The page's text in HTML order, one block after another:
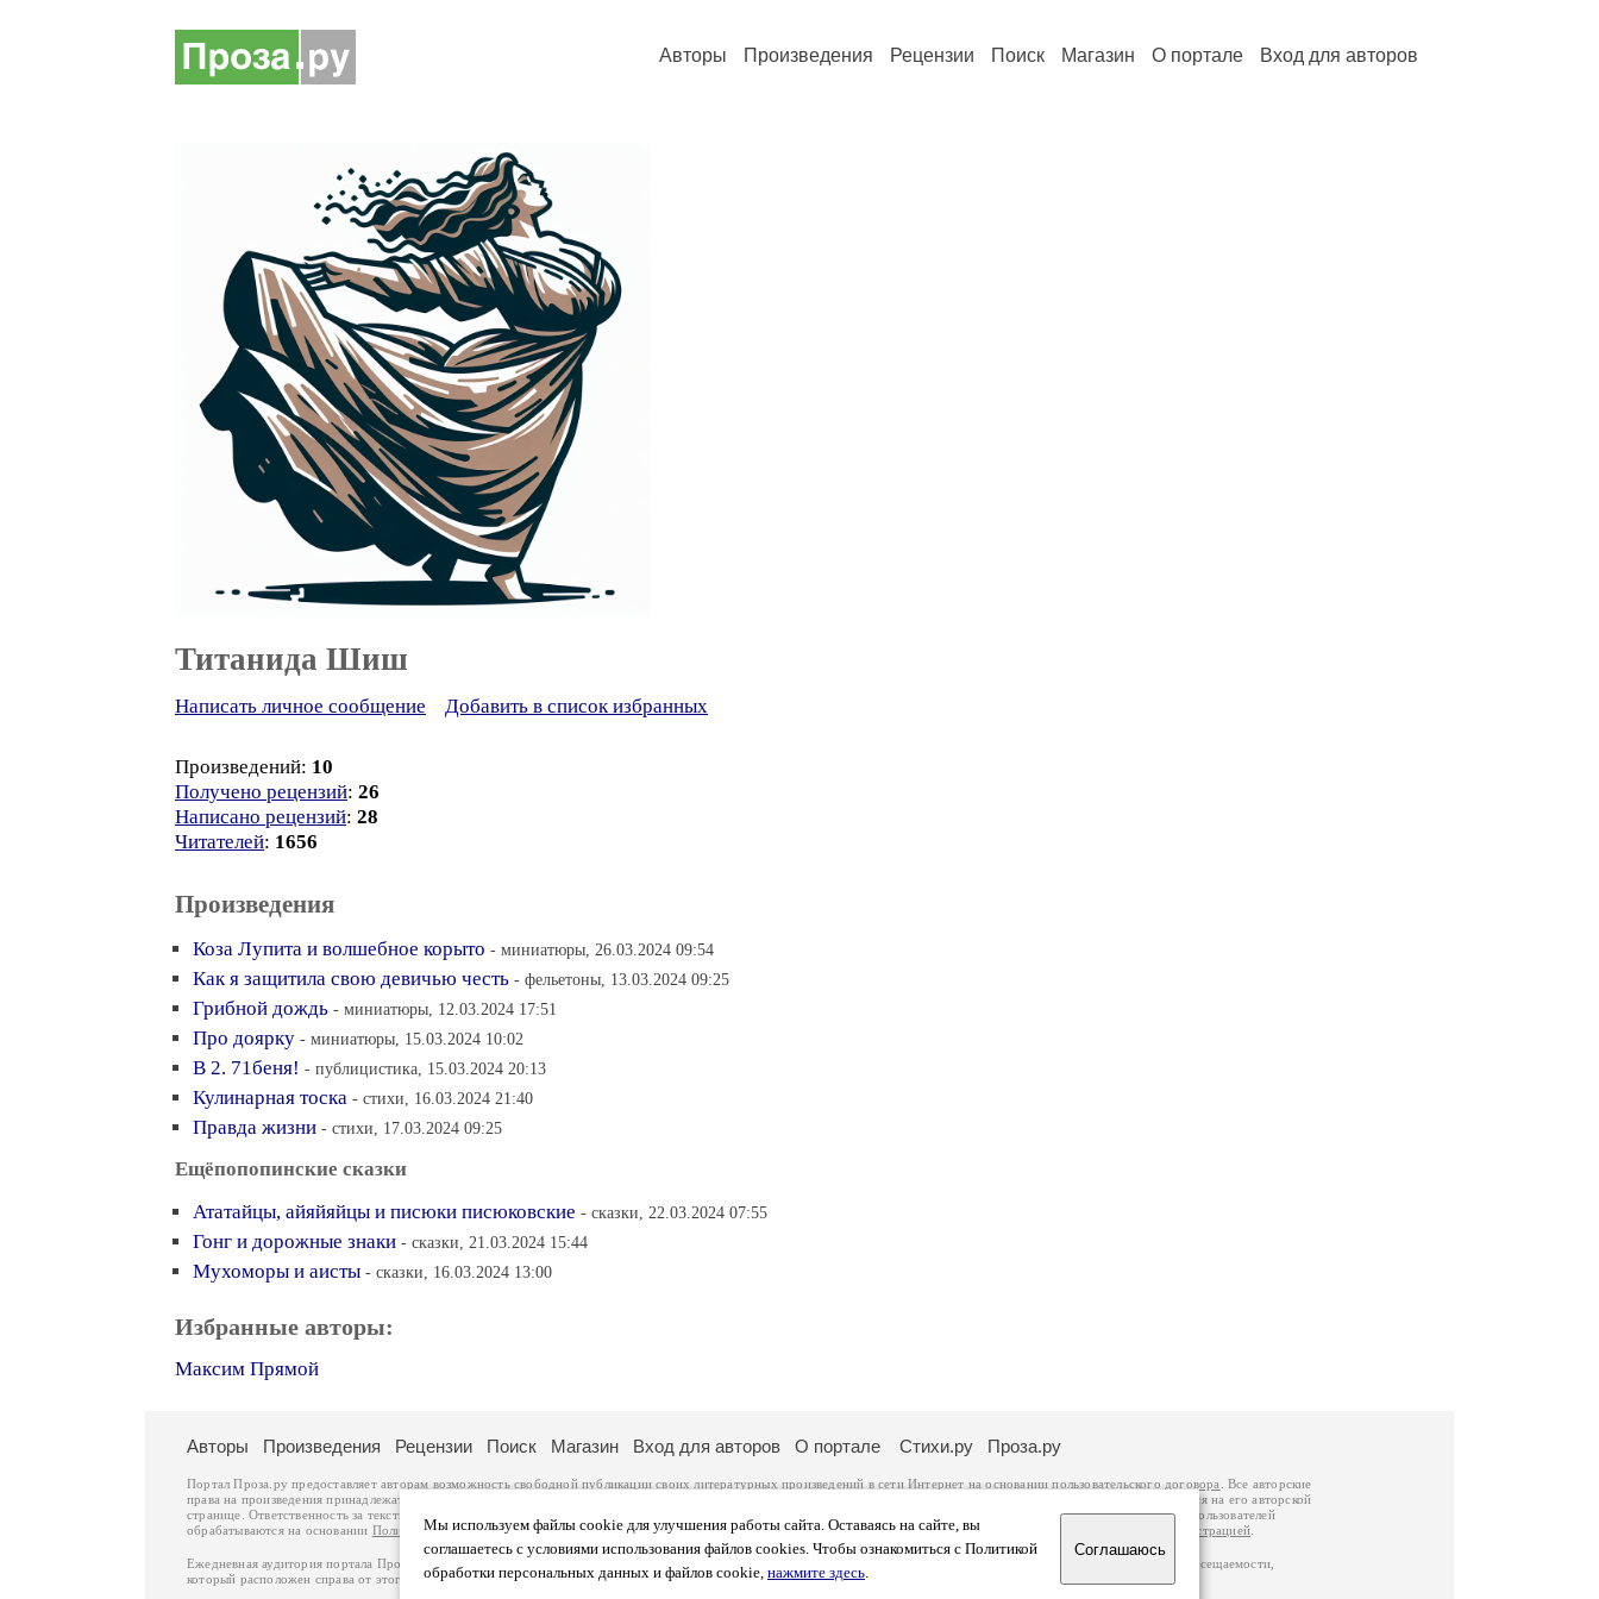
Авторы Произведения Рецензии Поиск Магазин О портале Вход для авторов
Титанида Шиш
Написать личное сообщение Добавить в список избранных
Произведений: 10
Получено рецензий: 26
Написано рецензий: 28
Читателей: 1656
Произведения
Коза Лупита и волшебное корыто - миниатюры, 26.03.2024 09:54
Как я защитила свою девичью честь - фельетоны, 13.03.2024 09:25
Грибной дождь - миниатюры, 12.03.2024 17:51
Про доярку - миниатюры, 15.03.2024 10:02
В 2. 71беня! - публицистика, 15.03.2024 20:13
Кулинарная тоска - стихи, 16.03.2024 21:40
Правда жизни - стихи, 17.03.2024 09:25
Ещёпопопинские сказки
Ататайцы, айяйяйцы и писюки писюковские - сказки, 22.03.2024 07:55
Гонг и дорожные знаки - сказки, 21.03.2024 15:44
Мухоморы и аисты - сказки, 16.03.2024 13:00
Избранные авторы:
Максим Прямой
Мы используем файлы cookie для улучшения работы сайта. Оставаясь на сайте, вы
соглашаетесь с условиями использования файлов cookies. Чтобы ознакомиться с Политикой
обработки персональных данных и файлов cookie, нажмите здесь.
Соглашаюсь
Авторы Произведения Рецензии Поиск Магазин Вход для авторов О портале Стихи.ру Проза.ру
Портал Проза.ру предоставляет авторам возможность свободной публикации своих литературных произведений в сети Интернет на основаниипользовательского договора
. Все авторские
права на произведения принадлежат авторам и охраняются
. Перепечатка произведений возможна только с согласия его автора, к которому вы можете обратиться на его авторской
странице. Ответственность за тексты произведений авторы несут самостоятельно на основании
законодательства Российской Федерации. Данные пользователей
обрабатываются на основании Политики обработки персональных данных. Вы также можете посмотреть более подробнуюинформацию о портале связаться с администрацией
Ежедневная аудитория портала Проза.ру – порядка 100 тысяч посетителей, которые в общей сумме просматривают более полумиллиона страниц по данным счетчика посещаемости,
который расположен справа от этого текста. В каждой графе указано по две цифры: количество просмотров и количество посетителей.